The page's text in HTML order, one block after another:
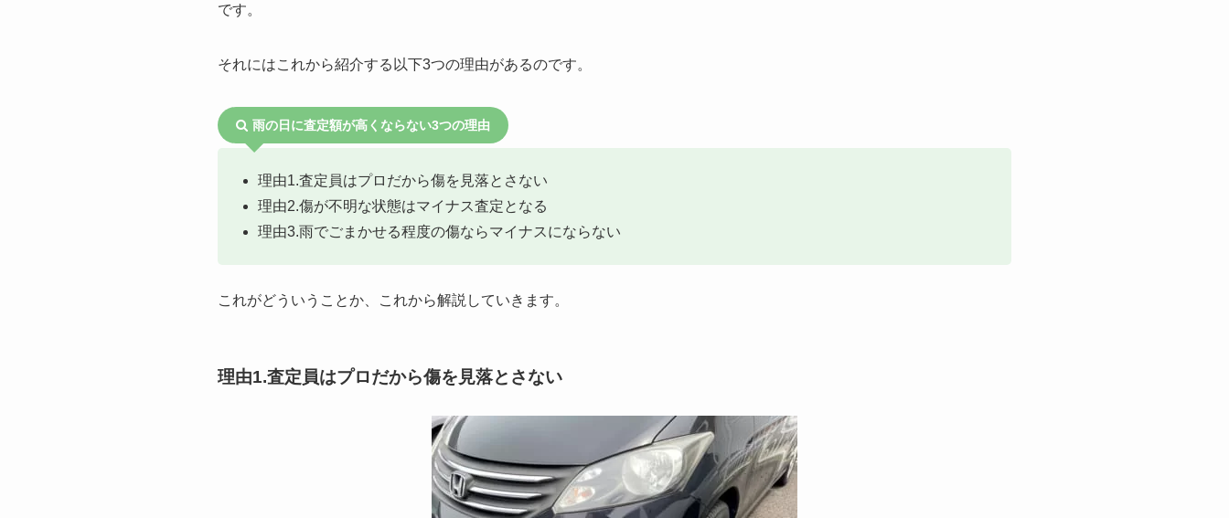
です。
それにはこれから紹介する以下3つの理由があるのです。
雨の日に査定額が高くならない3つの理由
理由1.査定員はプロだから傷を見落とさない
理由2.傷が不明な状態はマイナス査定となる
理由3.雨でごまかせる程度の傷ならマイナスにならない
これがどういうことか、これから解説していきます。
理由1.査定員はプロだから傷を見落とさない